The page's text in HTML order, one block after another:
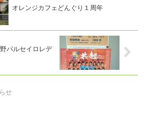
オレンジカフェどんぐり１周年
パルセイロレデ
せ